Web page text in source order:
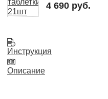
4 690 руб.
Инструкция
Описание